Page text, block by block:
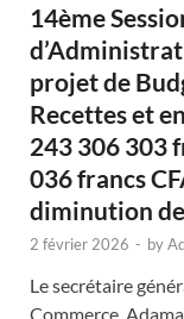
14ème
projet de
Recettes et
243 306 303
036 francs
diminution
2 février 2026 - by
Le secrétaire
Commerce,